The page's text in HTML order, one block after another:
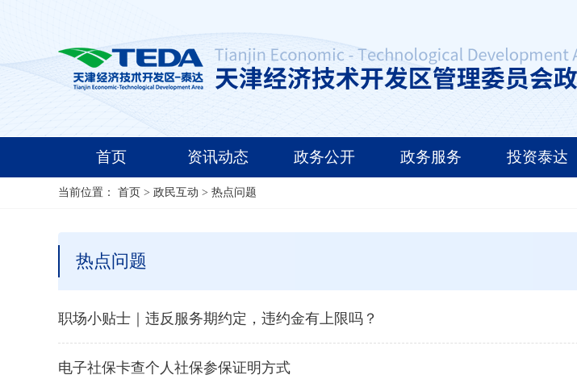
首页 资讯动态 政务公开 政务服务 投资泰达
当前位置： 首页 > 政民互动 > 热点问题
热点问题
职场小贴士｜违反服务期约定，违约金有上限吗？
电子社保卡查个人社保参保证明方式